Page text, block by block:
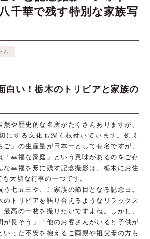
千華で残す特別な家族写
ム
白い！栃木のトリビアと家族の
然や歴史的な名所がたくさんありますが、
にする文化も深く根付いています。例え
ご」の生産量が日本一として有名ですが、
「幸福な家庭」という意味があるのをご存
な幸福を形に残す記念撮影は、栃木にお住
大切な行事の一つです。
う七五三や、ご家族の節目となる記念日。
のトリビアを語り合えるようなリラックス
最高の一枚を撮りたいですよね。しかし、
が長そう」「他のお客さんがいると子供が
いった不安を抱えるご両親や祖父母の方も